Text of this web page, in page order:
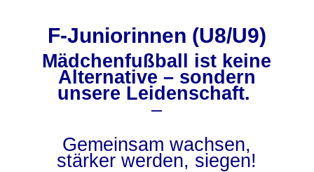
F-Juniorinnen (U8/U9)
Mädchenfußball ist keine
Alternative – sondern
unsere Leidenschaft.
–
Gemeinsam wachsen,
stärker werden, siegen!